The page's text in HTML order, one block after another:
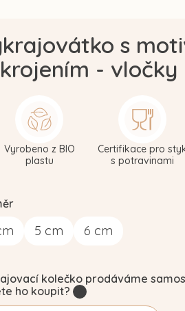
5 cm 6 cm
s
- vločky
Vyrobeno z BIO
plastu
Certifikace pro
s potravinami
kolečko prodáváme
ho koupit?